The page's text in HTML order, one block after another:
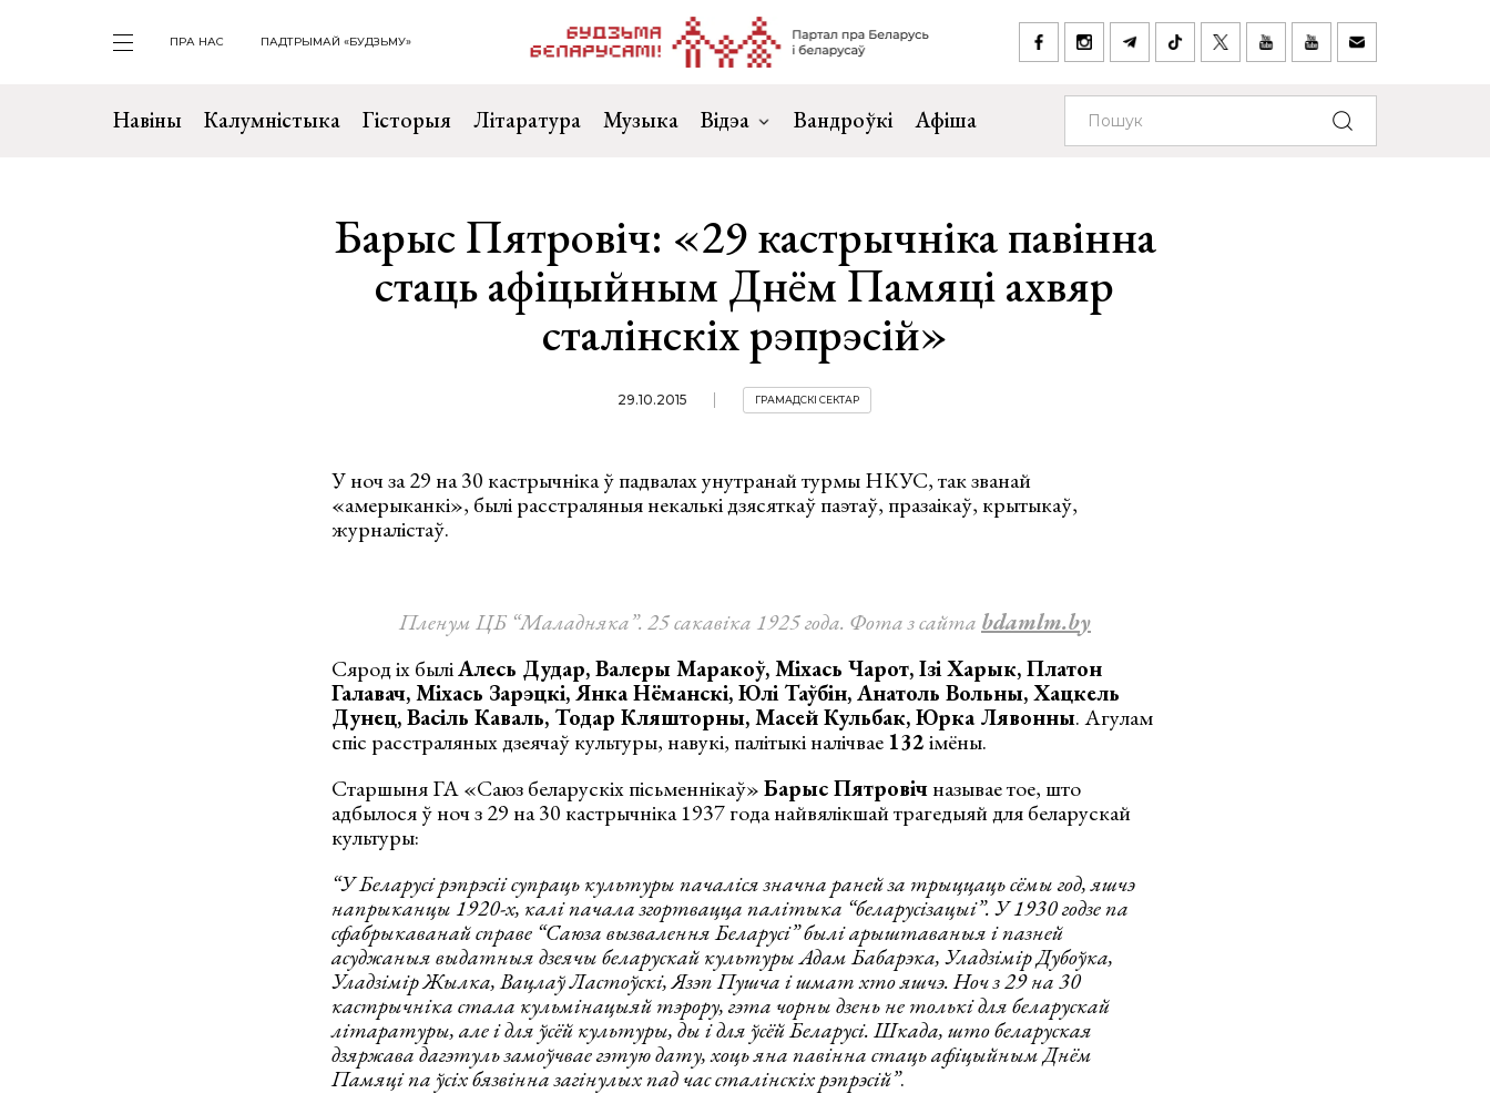
ПРА НАС ПАДТРЫМАЙ «БУДЗЬМУ»
Навіны Калумністыка Гісторыя Літаратура Музыка Відэа Вандроўкі Афіша
Барыс Пятровіч: «29 кастрычніка павінна
стаць афіцыйным Днём Памяці ахвяр
сталінскіх рэпрэсій»
29.10.2015 ГРАМАДСКІ СЕКТАР
У ноч за 29 на 30 кастрычніка ў падвалах унутранай турмы НКУС, так званай
«амерыканкі», былі расстраляныя некалькі дзясяткаў паэтаў, празаікаў, крытыкаў,
журналістаў.
Пленум ЦБ “Маладняка”. 25 сакавіка 1925 года. Фота з сайта bdamlm.by
Сярод іх быліАлесь Дудар, Валеры Маракоў, Міхась Чарот, Ізі Харык, Платон
Галавач, Міхась Зарэцкі, Янка Нёманскі, Юлі Таўбін, Анатоль Вольны, Хацкель
Дунец, Васіль Каваль, Тодар Кляшторны, Масей Кульбак, Юрка Лявонны. Агулам
спіс расстраляных дзеячаў культуры, навукі, палітыкі налічвае 132імёны.
Старшыня ГА «Саюз беларускіх пісьменнікаў»Барыс Пятровічназывае тое, што
адбылося ў ноч з 29 на 30 кастрычніка 1937 года найвялікшай трагедыяй для беларускай
культуры:
“У Беларусі рэпрэсіі супраць культуры пачаліся значна раней за трыццаць сёмы год, яшчэ
напрыканцы 1920-х, калі пачала згортвацца палітыка “беларусізацыі”. У 1930 годзе па
сфабрыкаванай справе “Саюза вызвалення Беларусі” былі арыштаваныя і пазней
асуджаныя выдатныя дзеячы беларускай культуры Адам Бабарэка, Уладзімір Дубоўка,
Уладзімір Жылка, Вацлаў Ластоўскі, Язэп Пушча і шмат хто яшчэ. Ноч з 29 на 30
кастрычніка стала кульмінацыяй тэрору, гэта чорны дзень не толькі для беларускай
літаратуры, але і для ўсёй культуры, ды і для ўсёй Беларусі. Шкада, што беларуская
дзяржава дагэтуль замоўчвае гэтую дату, хоць яна павінна стаць афіцыйным Днём
Памяці па ўсіх бязвінна загінулых пад час сталінскіх рэпрэсій”.